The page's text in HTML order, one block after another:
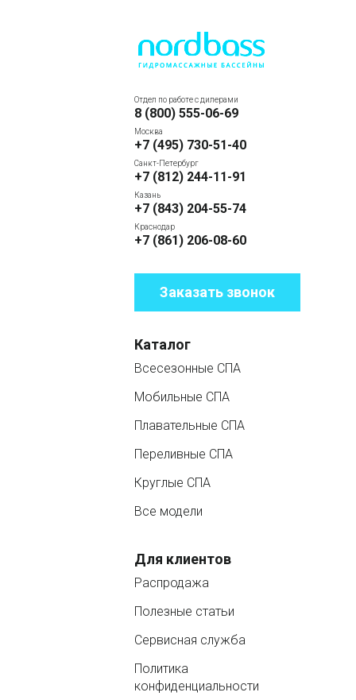
Отдел по работе с дилерами
8 (800) 555-06-69
Москва
+7 (495) 730-51-40
Санкт-Петербург
+7 (812) 244-11-91
Казань
+7 (843) 204-55-74
Краснодар
+7 (861) 206-08-60
Заказать звонок
Каталог
Всесезонные СПА
Мобильные СПА
Плавательные СПА
Переливные СПА
Круглые СПА
Все модели
Для клиентов
Распродажа
Полезные статьи
Сервисная служба
Политика
конфиденциальности